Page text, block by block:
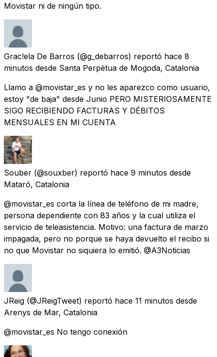
Movistar ni de ningún tipo.
Grac!ela De Barros (@g_debarros) reportó hace 8
minutos desde Santa Perpètua de Mogoda, Catalonia
Llamo a @movistar_es y no les aparezco como usuario,
estoy "de baja" desde Junio PERO MISTERIOSAMENTE
SIGO RECIBIENDO FACTURAS Y DÉBITOS
MENSUALES EN MI CUENTA
Souber (@souxber) reportó hace 9 minutos desde
Mataró, Catalonia
@movistar_es corta la línea de teléfono de mi madre,
persona dependiente con 83 años y la cual utiliza el
servicio de teleasistencia. Motivo: una factura de marzo
impagada, pero no porque se haya devuelto el recibo si
no que Movistar no siquiera lo emitió. @A3Noticias
JReig (@JReigTweet) reportó hace 11 minutos desde
Arenys de Mar, Catalonia
@movistar_es No tengo conexión